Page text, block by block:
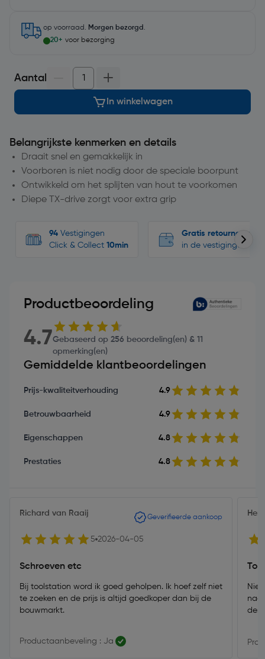
op voorraad. Morgen bezorgd .
20+ voor bezorging
Aantal
In winkelwagen
Belangrijkste kenmerken en details
Draait snel en gemakkelijk in
Voorboren is niet nodig door de speciale boorpunt
Ontwikkeld om het splijten van hout te voorkomen
Diepe TX-drive zorgt voor extra grip
94 Vestigingen
Click & Collect 10min
Gratis retourneren
in de vestigingen
Productbeoordeling
4.7Gebaseerd op 256 beoordeling(en) & 11
opmerking(en)
Gemiddelde klantbeoordelingen
Prijs-kwaliteitverhouding 4.9
Betrouwbaarheid 4.9
Eigenschappen 4.8
Prestaties 4.8
Richard van Raaij Geverifieerde aankoop
5 2026-04-05
Schroeven etc
Bij toolstation word ik goed geholpen. Ik hoef zelf niet
te zoeken en de prijs is altijd goedkoper dan bij de
bouwmarkt.
Productaanbeveling : Ja